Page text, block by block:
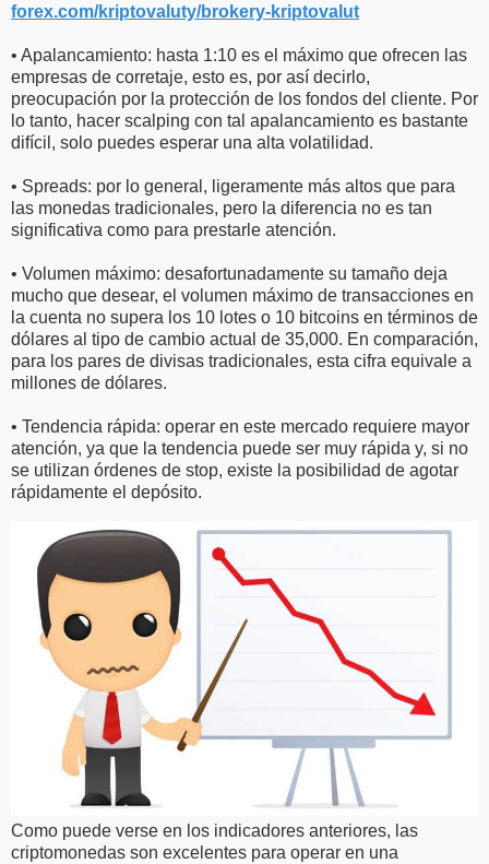
forex.com/kriptovaluty/brokery-kriptovalut
• Apalancamiento: hasta 1:10 es el máximo que ofrecen las
empresas de corretaje, esto es, por así decirlo,
preocupación por la protección de los fondos del cliente. Por
lo tanto, hacer scalping con tal apalancamiento es bastante
difícil, solo puedes esperar una alta volatilidad.
• Spreads: por lo general, ligeramente más altos que para
las monedas tradicionales, pero la diferencia no es tan
significativa como para prestarle atención.
• Volumen máximo: desafortunadamente su tamaño deja
mucho que desear, el volumen máximo de transacciones en
la cuenta no supera los 10 lotes o 10 bitcoins en términos de
dólares al tipo de cambio actual de 35,000. En comparación,
para los pares de divisas tradicionales, esta cifra equivale a
millones de dólares.
• Tendencia rápida: operar en este mercado requiere mayor
atención, ya que la tendencia puede ser muy rápida y, si no
se utilizan órdenes de stop, existe la posibilidad de agotar
rápidamente el depósito.
Como puede verse en los indicadores anteriores, las
criptomonedas son excelentes para operar en una